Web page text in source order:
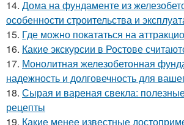
14. Дома на фундаменте из
особенности строительства и
15. Где можно покататься на
16. Какие экскурсии в Ростове
17. Монолитная железобетонная
надежность и долговечность для
18. Сырая и вареная свекла:
рецепты
19. Какие менее известные